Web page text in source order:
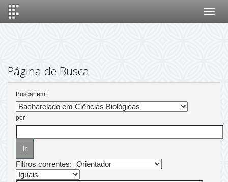
Página de Busca
Buscar em:
por
Filtros correntes: